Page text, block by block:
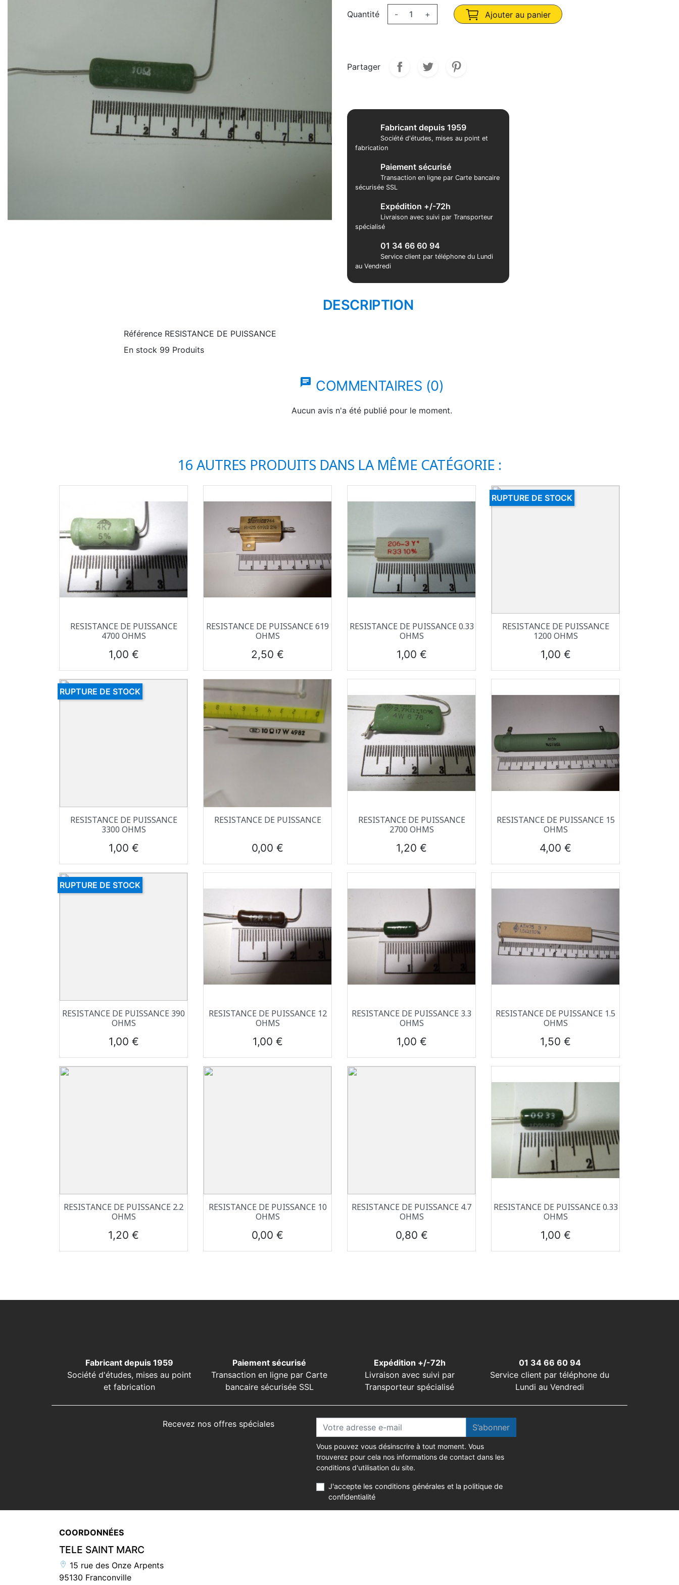
Quantité - + Ajouter au panier
Partager
Fabricant depuis 1959
Société d'études, mises au point et
fabrication
Paiement sécurisé
Transaction en ligne par Carte bancaire
sécurisée SSL
Expédition +/-72h
Livraison avec suivi par Transporteur
spécialisé
01 34 66 60 94
Service client par téléphone du Lundi
au Vendredi
DESCRIPTION
Référence RESISTANCE DE PUISSANCE
En stock 99 Produits
chat COMMENTAIRES (0)
Aucun avis n'a été publié pour le moment.
16 AUTRES PRODUITS DANS LA MÊME CATÉGORIE :
 Aperçu rapide
RESISTANCE DE PUISSANCE
4700 OHMS
Prix
1,00 €
Aperçu rapide
RESISTANCE DE PUISSANCE 619
OHMS
Prix
2,50 €
Aperçu rapide
RESISTANCE DE PUISSANCE 0.33
OHMS
Prix
1,00 €
 Aperçu rapide
RESISTANCE DE PUISSANCE
1200 OHMS
Prix
1,00 €
RUPTURE DE STOCK
 Aperçu rapide
RESISTANCE DE PUISSANCE
3300 OHMS
Prix
1,00 €
RUPTURE DE STOCK
 Aperçu rapide
RESISTANCE DE PUISSANCE
Prix
0,00 €
 Aperçu rapide
RESISTANCE DE PUISSANCE
2700 OHMS
Prix
1,20 €
Aperçu rapide
RESISTANCE DE PUISSANCE 15
OHMS
Prix
4,00 €
Aperçu rapide
RESISTANCE DE PUISSANCE 390
OHMS
Prix
1,00 €
RUPTURE DE STOCK
Aperçu rapide
RESISTANCE DE PUISSANCE 12
OHMS
Prix
1,00 €
Aperçu rapide
RESISTANCE DE PUISSANCE 3.3
OHMS
Prix
1,00 €
Aperçu rapide
RESISTANCE DE PUISSANCE 1.5
OHMS
Prix
1,50 €
Aperçu rapide
RESISTANCE DE PUISSANCE 2.2
OHMS
Prix
1,20 €
Aperçu rapide
RESISTANCE DE PUISSANCE 10
OHMS
Prix
0,00 €
Aperçu rapide
RESISTANCE DE PUISSANCE 4.7
OHMS
Prix
0,80 €
Aperçu rapide
RESISTANCE DE PUISSANCE 0.33
OHMS
Prix
1,00 €
Fabricant depuis 1959
Société d'études, mises au point
et fabrication
Paiement sécurisé
Transaction en ligne par Carte
bancaire sécurisée SSL
Expédition +/-72h
Livraison avec suivi par
Transporteur spécialisé
01 34 66 60 94
Service client par téléphone du
Lundi au Vendredi
Recevez nos offres spéciales S’abonner
Vous pouvez vous désinscrire à tout moment. Vous
trouverez pour cela nos informations de contact dans les
conditions d'utilisation du site.
J'accepte les conditions générales et la politique de
confidentialité
COORDONNÉES
TELE SAINT MARC
15 rue des Onze Arpents
95130 Franconville